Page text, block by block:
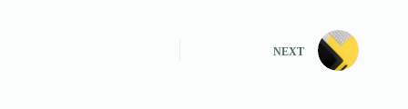
NEXT